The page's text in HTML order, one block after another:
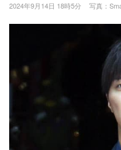
2024年9月14日 18時5分
写真：